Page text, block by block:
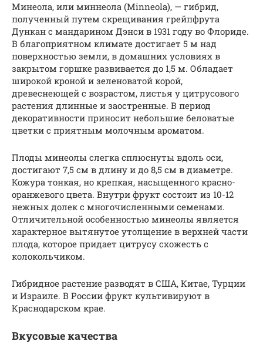
Минеола, или миннеола (Minneola), — гибрид,
полученный путем скрещивания грейпфрута
Дункан с мандарином Дэнси в 1931 году во Флориде.
В благоприятном климате достигает 5 м над
поверхностью земли, в домашних условиях в
закрытом горшке развивается до 1,5 м. Обладает
широкой кроной и зеленоватой корой,
древеснеющей с возрастом, листья у цитрусового
растения длинные и заостренные. В период
декоративности приносит небольшие беловатые
цветки с приятным молочным ароматом.
Плоды минеолы слегка сплюснуты вдоль оси,
достигают 7,5 см в длину и до 8,5 см в диаметре.
Кожура тонкая, но крепкая, насыщенного красно-
оранжевого цвета. Внутри фрукт состоит из 10-12
нежных долек с многочисленными семенами.
Отличительной особенностью минеолы является
характерное вытянутое утолщение в верхней части
плода, которое придает цитрусу схожесть с
колокольчиком.
Гибридное растение разводят в США, Китае, Турции
и Израиле. В России фрукт культивируют в
Краснодарском крае.
Вкусовые качества